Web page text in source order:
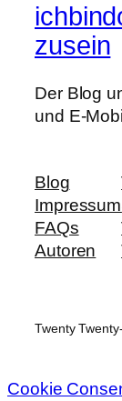
zusein
Der Blog
und E-
Blog
Impressum
FAQs
Autoren
Twenty
Cookie